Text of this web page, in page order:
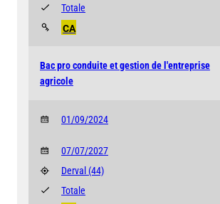
CA
Totale
Bac pro conduite et gestion de l'entreprise
agricole
01/09/2024
07/07/2027
Derval (44)
Totale